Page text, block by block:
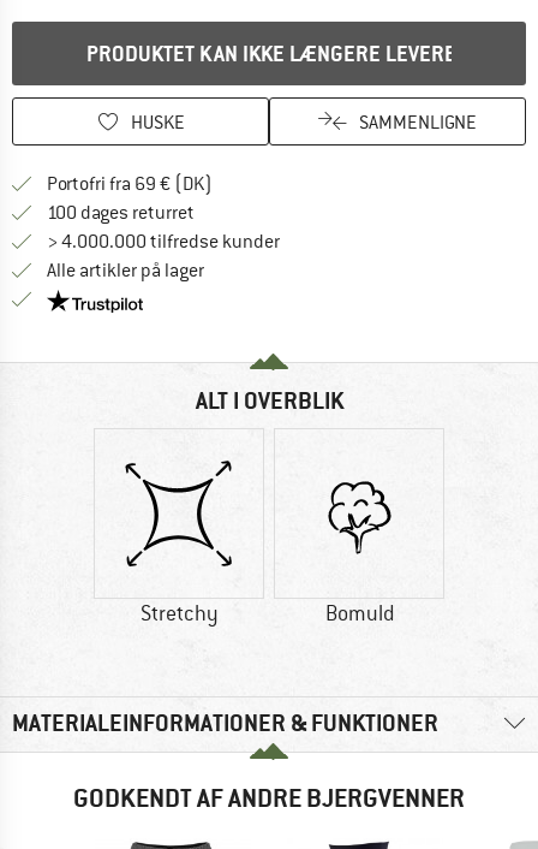
PRODUKTET KAN IKKE LÆNGERE LEVERES
HUSKE SAMMENLIGNE
Portofri fra 69 € (DK)
100 dages returret
> 4.000.000 tilfredse kunder
Alle artikler på lager
Vi er Trustpilot-certificeret - oplysningerne får du
ALT I OVERBLIK
Stretchy Bomuld
MATERIALEINFORMATIONER & FUNKTIONER
GODKENDT AF ANDRE BJERGVENNER